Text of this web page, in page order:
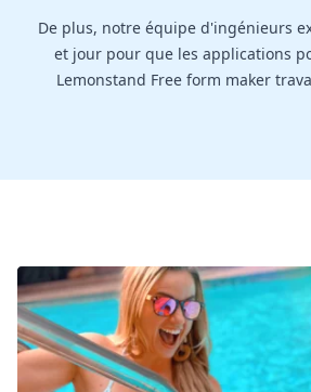
De plus, notre équipe d'ingénieurs
et jour pour que les applications
Lemonstand Free form maker